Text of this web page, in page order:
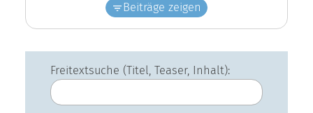
Beiträge zeigen
Freitextsuche (Titel, Teaser, Inhalt):